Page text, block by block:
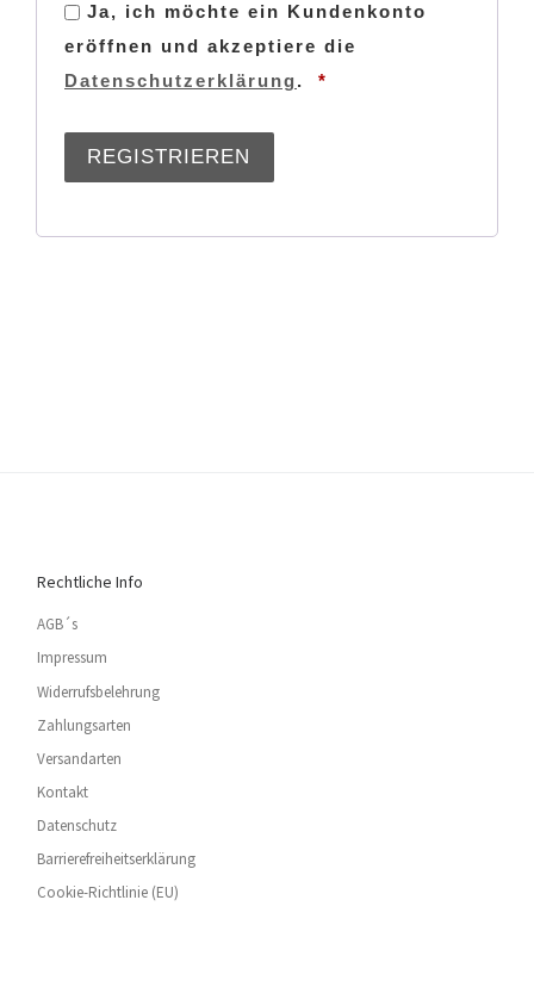
Ja, ich möchte ein Kundenkonto
eröffnen und akzeptiere die
Datenschutzerklärung . *
REGISTRIEREN
Rechtliche Info
AGB´s
Impressum
Widerrufsbelehrung
Zahlungsarten
Versandarten
Kontakt
Datenschutz
Barrierefreiheitserklärung
Cookie-Richtlinie (EU)